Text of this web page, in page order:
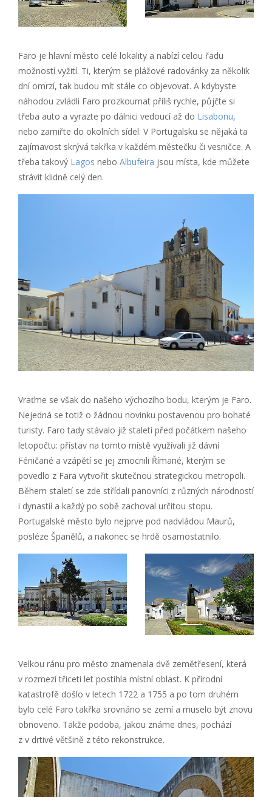
Faro je hlavní město celé lokality a nabízí celou řadu
možností vyžití. Ti, kterým se plážové radovánky za několik
dní omrzí, tak budou mít stále co objevovat. A kdybyste
náhodou zvládli Faro prozkoumat příliš rychle, půjčte si
třeba auto a vyrazte po dálnici vedoucí až do Lisabonu,
nebo zamiřte do okolních sídel. V Portugalsku se nějaká ta
zajímavost skrývá takřka v každém městečku či vesničce. A
třeba takový Lagos nebo Albufeira jsou místa, kde můžete
strávit klidně celý den.
Vraťme se však do našeho výchozího bodu, kterým je Faro.
Nejedná se totiž o žádnou novinku postavenou pro bohaté
turisty. Faro tady stávalo již staletí před počátkem našeho
letopočtu: přístav na tomto místě využívali již dávní
Féničané a vzápětí se jej zmocnili Římané, kterým se
povedlo z Fara vytvořit skutečnou strategickou metropoli.
Během staletí se zde střídali panovníci z různých národností
i dynastií a každý po sobě zachoval určitou stopu.
Portugalské město bylo nejprve pod nadvládou Maurů,
posléze Španělů, a nakonec se hrdě osamostatnilo.
Velkou ránu pro město znamenala dvě zemětřesení, která
v rozmezí třiceti let postihla místní oblast. K přírodní
katastrofě došlo v letech 1722 a 1755 a po tom druhém
bylo celé Faro takřka srovnáno se zemí a muselo být znovu
obnoveno. Takže podoba, jakou známe dnes, pochází
z v drtivé většině z této rekonstrukce.